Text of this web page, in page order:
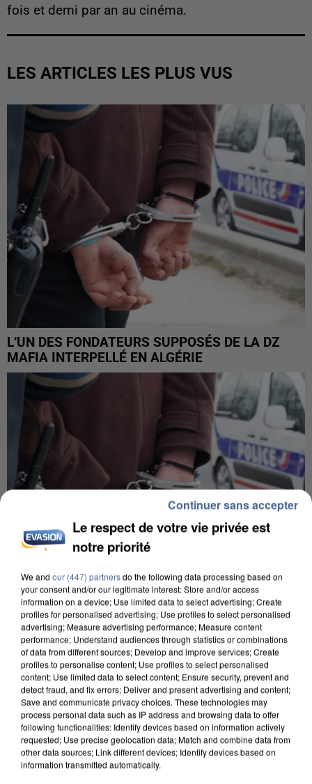
fois et demi par an au cinéma.
LES ARTICLES LES PLUS VUS
L’UN DES FONDATEURS SUPPOSÉS DE LA DZ
MAFIA INTERPELLÉ EN ALGÉRIE
UN SECOND CADRE DE LA DZ MAFIA
INTERPELLÉ EN ALGÉRIE
Le respect de votre vie privée est
notre priorité
We and our (447) partnersdo the following data processing based on
your consent and/or our legitimate interest: Store and/or access
information on a device; Use limited data to select advertising; Create
profiles for personalised advertising; Use profiles to select personalised
advertising; Measure advertising performance; Measure content
performance; Understand audiences through statistics or combinations
of data from different sources; Develop and improve services; Create
profiles to personalise content; Use profiles to select personalised
content; Use limited data to select content; Ensure security, prevent and
detect fraud, and fix errors; Deliver and present advertising and content;
Save and communicate privacy choices. These technologies may
process personal data such as IP address and browsing data to offer
following functionalities: Identify devices based on information actively
requested; Use precise geolocation data; Match and combine data from
other data sources; Link different devices; Identify devices based on
information transmitted automatically.
Continuer sans accepter